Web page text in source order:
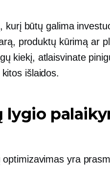
kurį būtų galima
produktų kūrimą ar
kiekį, atlaisvinate
išlaidos.
lygio
yra